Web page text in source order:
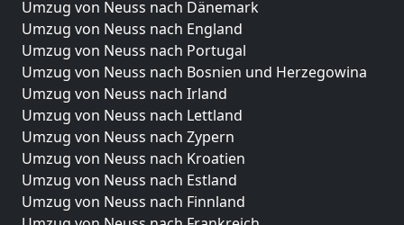
Umzug von Neuss nach Dänemark
Umzug von Neuss nach England
Umzug von Neuss nach Portugal
Umzug von Neuss nach Bosnien und Herzegowina
Umzug von Neuss nach Irland
Umzug von Neuss nach Lettland
Umzug von Neuss nach Zypern
Umzug von Neuss nach Kroatien
Umzug von Neuss nach Estland
Umzug von Neuss nach Finnland